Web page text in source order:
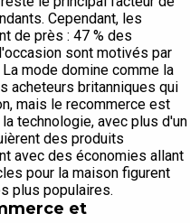
Cependant, les
de près : 47 % des
sont motivés par
mode domine comme la
acheteurs britanniques qui
mais le recommerce est
technologie, avec plus d'un
des produits
avec des économies allant
pour la maison figurent
plus populaires.
et